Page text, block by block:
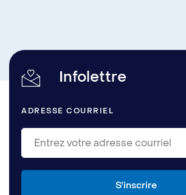
Infolettre
ADRESSE COURRIEL